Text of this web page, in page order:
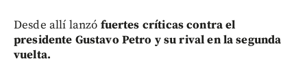
Desde allí lanzó fuertes críticas contra el
presidente Gustavo Petro y su rival en la segunda
vuelta.